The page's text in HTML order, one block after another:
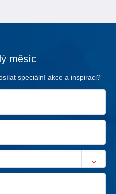
měsíc
speciální akce a inspiraci?